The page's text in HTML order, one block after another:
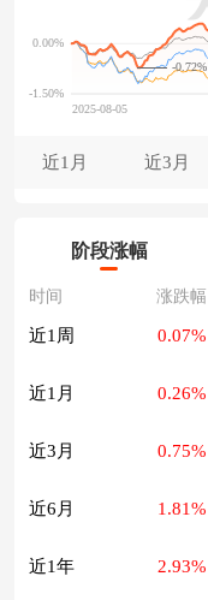
-0.72%
近1月 近3月
阶段涨幅
时间 涨跌幅
近1周 0.07%
近1月 0.26%
近3月 0.75%
近6月 1.81%
近1年 2.93%